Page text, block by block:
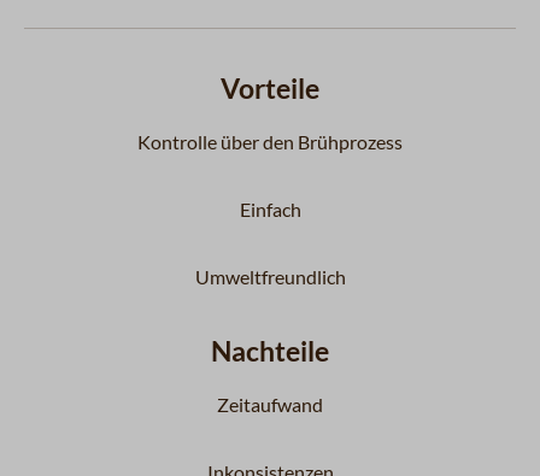
Vorteile
Kontrolle über den Brühprozess
Einfach
Umweltfreundlich
Nachteile
Zeitaufwand